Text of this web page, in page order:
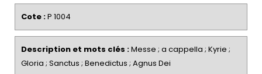
Cote :P 1004
Description et mots clés :Messe ; a cappella ; Kyrie ;
Gloria ; Sanctus ; Benedictus ; Agnus Dei